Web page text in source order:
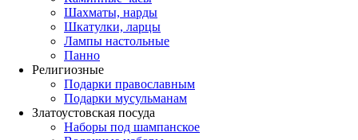
Шахматы, нарды
Шкатулки, ларцы
Лампы настольные
Панно
Религиозные
Подарки православным
Подарки мусульманам
Златоустовская посуда
Наборы под шампанское